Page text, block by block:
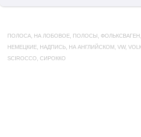
ПОЛОСА НА ЛОБОВОЕ ПОЛОСЫ ФОЛЬКСВАГЕН
НЕМЕЦКИЕ НАДПИСЬ НА АНГЛИЙСКОМ VW,
SCIROCCO СИРОККО